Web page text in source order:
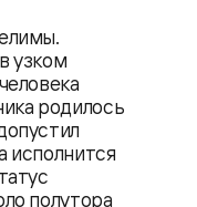
узком
родилось
исполнится
полутора